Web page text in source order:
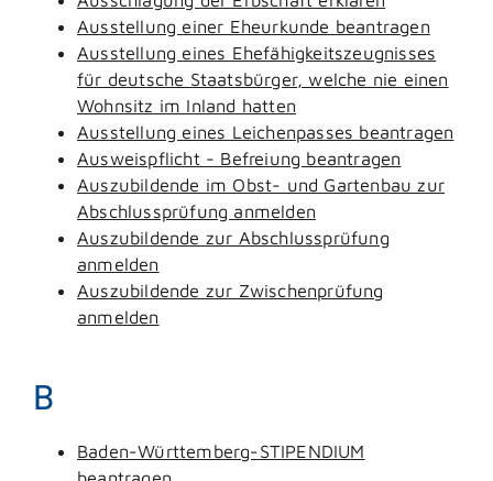
Ausstellung einer Eheurkunde beantragen
Ausstellung eines Ehefähigkeitszeugnisses
für deutsche Staatsbürger, welche nie einen
Wohnsitz im Inland hatten
Ausstellung eines Leichenpasses beantragen
Ausweispflicht - Befreiung beantragen
Auszubildende im Obst- und Gartenbau zur
Abschlussprüfung anmelden
Auszubildende zur Abschlussprüfung
anmelden
Auszubildende zur Zwischenprüfung
anmelden
B
Baden-Württemberg-STIPENDIUM